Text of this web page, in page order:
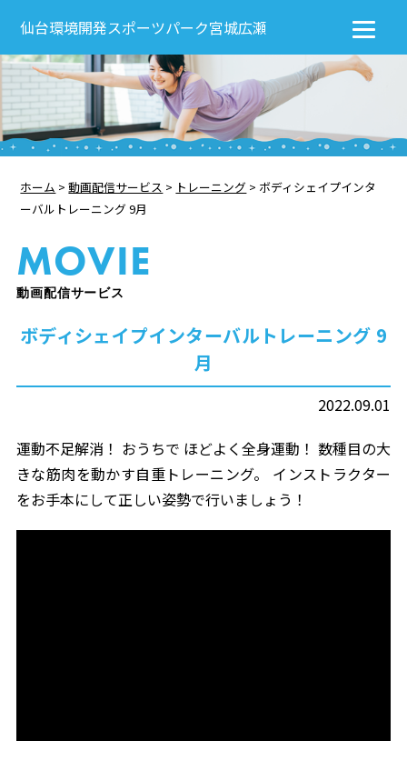
ホーム >動画配信サービス > トレーニング > ボディシェイプインタ
ーバルトレーニング 9月
MOVIE
動画配信サービス
ボディシェイプインターバルトレーニング 9
月
2022.09.01
運動不足解消！ おうちで ほどよく全身運動！ 数種目の大
きな筋肉を動かす自重トレーニング。 インストラクター
をお手本にして正しい姿勢で行いましょう！
仙台環境開発スポーツパーク宮城広瀬